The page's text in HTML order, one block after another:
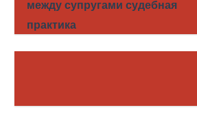
между супругами судебная
практика